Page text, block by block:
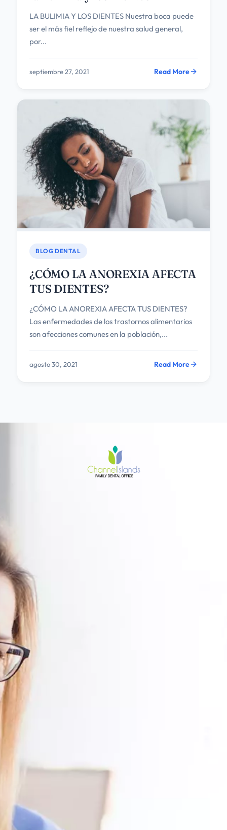
LA BULIMIA Y LOS DIENTES Nuestra boca puede
ser el más fiel reflejo de nuestra salud general,
por...
septiembre 27, 2021 Read More
BLOG DENTAL
¿CÓMO LA ANOREXIA AFECTA
TUS DIENTES?
¿CÓMO LA ANOREXIA AFECTA TUS DIENTES?
Las enfermedades de los trastornos alimentarios
son afecciones comunes en la población,...
agosto 30, 2021 Read More